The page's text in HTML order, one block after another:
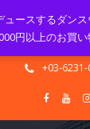
Mon - Sun
info@gbox-
+03-
ースするダン
円以上のお買い